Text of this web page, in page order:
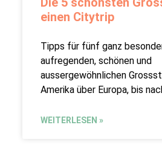
einen Citytrip
Tipps für fünf ganz
aufregenden, schönen und
aussergewöhnlichen
Amerika über Europa, bis
WEITERLESEN »